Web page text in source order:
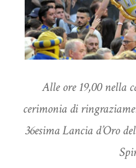
Alle ore 19,00 nella
cerimonia di
36esima Lancia d’Oro